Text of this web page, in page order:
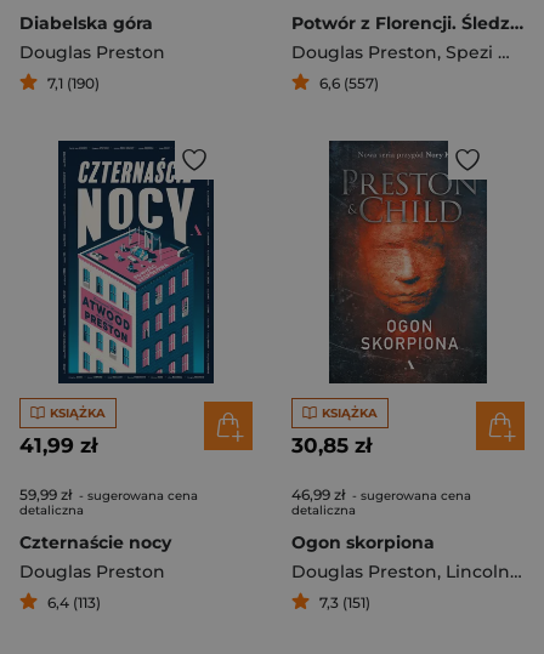
Diabelska góra
Douglas Preston
7,1 (190)
Potwór z Florencji. Śledztwo w sprawie seryjnego mordercy
Douglas Preston, Spezi Mario
6,6 (557)
KSIĄŻKA
41,99 zł
59,99 zł - sugerowana cena
detaliczna
Czternaście nocy
Douglas Preston
6,4 (113)
KSIĄŻKA
30,85 zł
46,99 zł - sugerowana cena
detaliczna
Ogon skorpiona
Douglas Preston, Lincoln Child
7,3 (151)